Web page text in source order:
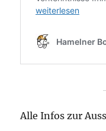
Alle Infos zur